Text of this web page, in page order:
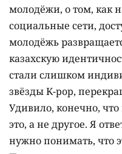
молодёжи, о том, как
социальные сети,
молодёжь
казахскую
стали слишком
звёзды K-pop,
Удивило, конечно,
это, а не другое. Я
нужно понимать, что